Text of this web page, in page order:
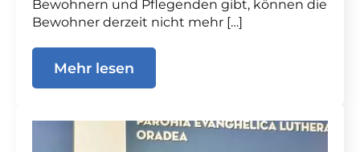
Bewohnern und Pflegenden gibt, können die
Bewohner derzeit nicht mehr […]
Mehr lesen